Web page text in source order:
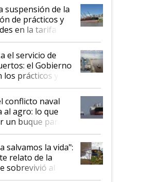
suspensión de la
de prácticos y
en la tarifa de
el servicio de
el Gobierno
los prácticos y
decreto de
conflicto naval
al agro: lo que
un buque parado
que Argentina
sucio"
salvamos la vida":
relato de la
sobrevivió al